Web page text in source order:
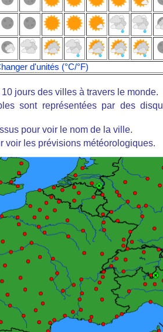
d'unités (°C/°F)
jours des villes à travers le monde.
sont représentées par des
pour voir le nom de la ville.
voir les prévisions météorologiques.